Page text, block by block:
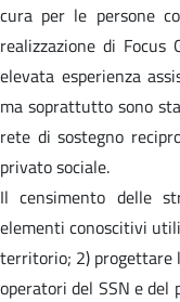
cura per le persone
realizzazione di
elevata esperienza
ma soprattutto sono
rete di sostegno
privato sociale.
Il censimento delle
elementi conoscitivi
territorio; 2) progettare
operatori del SSN e